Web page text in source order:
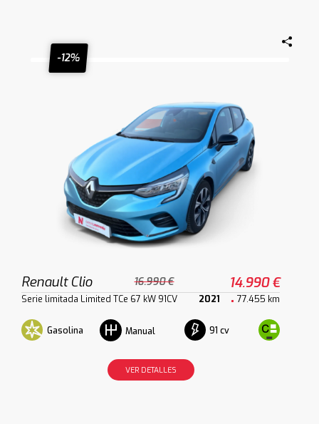
-12%
Renault Clio 16.990 € 14.990 €
Serie limitada Limited TCe 67 kW 91CV 2021 77.455 km
Gasolina Manual 91 cv
VER DETALLES